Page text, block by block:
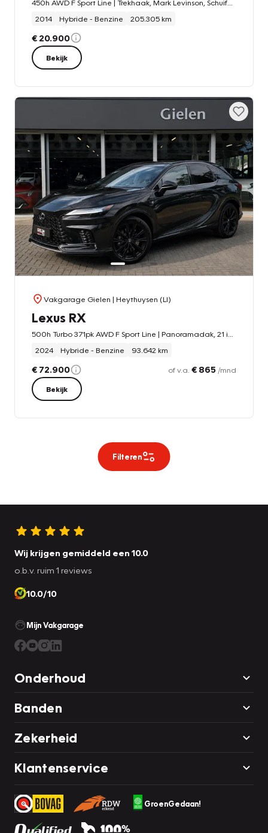
2014
Hybride - Benzine 205.305 km
€ 20.900
Bekijk
Vakgarage Gielen | Heythuysen (LI)
Lexus RX
2024
Hybride - Benzine 93.642 km
€ 72.900 of v.a. € 865 /mnd
Bekijk
Filteren
Wij krijgen gemiddeld een 10.0
o.b.v. ruim 1 reviews
10.0/10
Mijn Vakgarage
Onderhoud
Banden
Zekerheid
Klantenservice
GroenGedaan!